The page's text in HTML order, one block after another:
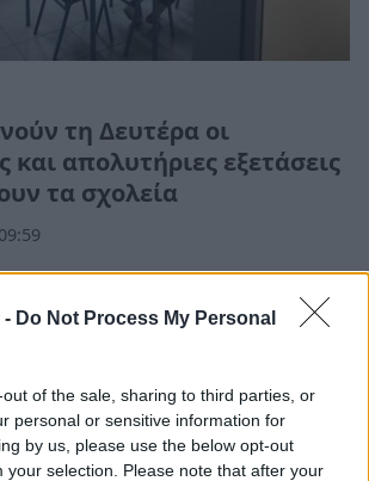
- Do Not Process My Personal
of the sale, sharing to third parties, or
personal or sensitive information for
by us, please use the below opt-out
your selection. Please note that after your
τη Δευτέρα οι
και απολυτήριες εξετάσεις
τα σχολεία